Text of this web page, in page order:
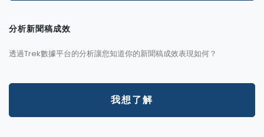
分析新聞稿成效
透過Trek數據平台的分析讓您知道你的新聞稿成效表現如何？
我想了解